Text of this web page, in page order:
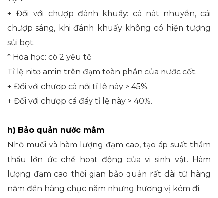
+ Đối với chượp đánh khuấy: cá nát nhuyển, cái
chượp sáng, khi đánh khuấy không có hiện tượng
sủi bọt.
* Hóa học: có 2 yếu tố
Tỉ lệ nitơ amin trên đạm toàn phần của nước cốt.
+ Đối với chượp cá nổi tỉ lệ này > 45%.
+ Đối với chượp cá đáy tỉ lệ này > 40%.
h) Bảo quản nước mắm
Nhờ muối và hàm lượng đạm cao, tạo áp suất thẩm
thấu lớn ức chế hoạt động của vi sinh vật. Hàm
lượng đạm cao thời gian bảo quản rất dài từ hàng
năm đến hàng chục năm nhưng hương vị kém đi.